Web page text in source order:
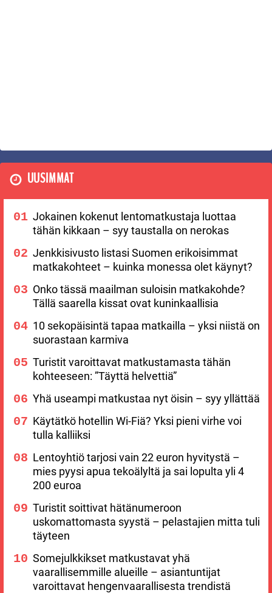
UUSIMMAT
Jokainen kokenut lentomatkustaja luottaa
tähän kikkaan – syy taustalla on nerokas
Jenkkisivusto listasi Suomen erikoisimmat
matkakohteet – kuinka monessa olet käynyt?
Onko tässä maailman suloisin matkakohde?
Tällä saarella kissat ovat kuninkaallisia
10 sekopäisintä tapaa matkailla – yksi niistä on
suorastaan karmiva
Turistit varoittavat matkustamasta tähän
kohteeseen: ”Täyttä helvettiä”
Yhä useampi matkustaa nyt öisin – syy yllättää
Käytätkö hotellin Wi-Fiä? Yksi pieni virhe voi
tulla kalliiksi
Lentoyhtiö tarjosi vain 22 euron hyvitystä –
mies pyysi apua tekoälyltä ja sai lopulta yli 4
200 euroa
Turistit soittivat hätänumeroon
uskomattomasta syystä – pelastajien mitta tuli
täyteen
Somejulkkikset matkustavat yhä
vaarallisemmille alueille – asiantuntijat
varoittavat hengenvaarallisesta trendistä